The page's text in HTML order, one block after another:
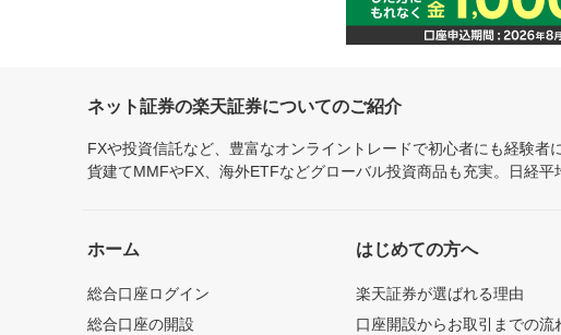
ネット証券の楽天証券についてのご紹介
FXや投資信託など、豊富なオンライントレードで初心者にも経験
貨建てMMFやFX、海外ETFなどグローバル投資商品も充実。日経平
ホーム
総合口座ログイン
総合口座の開設
はじめての方へ
楽天証券が選ばれる理由
口座開設からお取引までの流